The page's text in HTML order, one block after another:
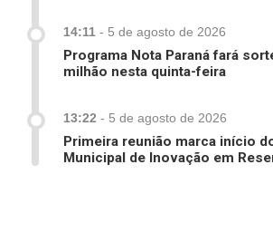
14:11 - 5 de agosto de 2026
Programa Nota Paraná fará
milhão nesta quinta-feira
13:22 - 5 de agosto de 2026
Primeira reunião marca início
Municipal de Inovação em